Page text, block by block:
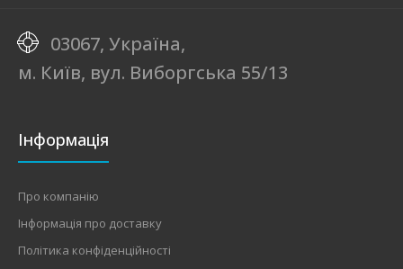
03067, Україна,
м. Київ, вул. Виборгська 55/13
Інформація
Про компанію
Інформація про доставку
Політика конфіденційності